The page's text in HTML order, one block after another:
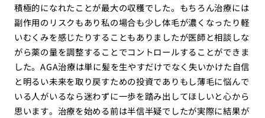
積極的になれたことが最大の収穫でした。もちろん治療には
副作用のリスクもあり私の場合も少し体毛が濃くなったり軽
いむくみを感じたりすることもありましたが医師と相談しな
がら薬の量を調整することでコントロールすることができま
した。AGA治療は単に髪を生やすだけでなく失いかけた自信
と明るい未来を取り戻すための投資でありもし薄毛に悩んで
いる人がいるなら迷わずに一歩を踏み出してほしいと心から
思います。治療を始める前は半信半疑でしたが実際に結果が